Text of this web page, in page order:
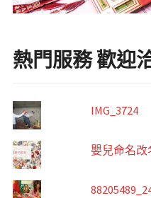
熱門服務 歡迎
IMG_3724
嬰兒命名改